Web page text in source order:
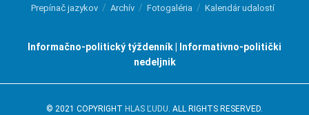
Prepínač jazykov Archív Fotogaléria Kalendár udalostí
Informačno-politický týždenník | Informativno-politički
nedeljnik
© 2021 COPYRIGHT HLAS ĽUDU. ALL RIGHTS RESERVED.